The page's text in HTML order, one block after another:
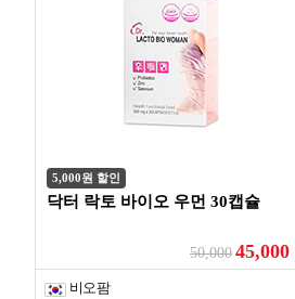
5,000원 할인
닥터 락토 바이오 우먼 30캡슐
50,000 45,000
비오팜